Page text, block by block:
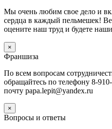
Мы очень любим свое дело и
сердца в каждый пельмешек!
оцените наш труд и будете
×
Франшиза
По всем вопросам
обращайтесь по телефону 8-
почту papa.lepit@yandex.ru
×
Вопросы и ответы